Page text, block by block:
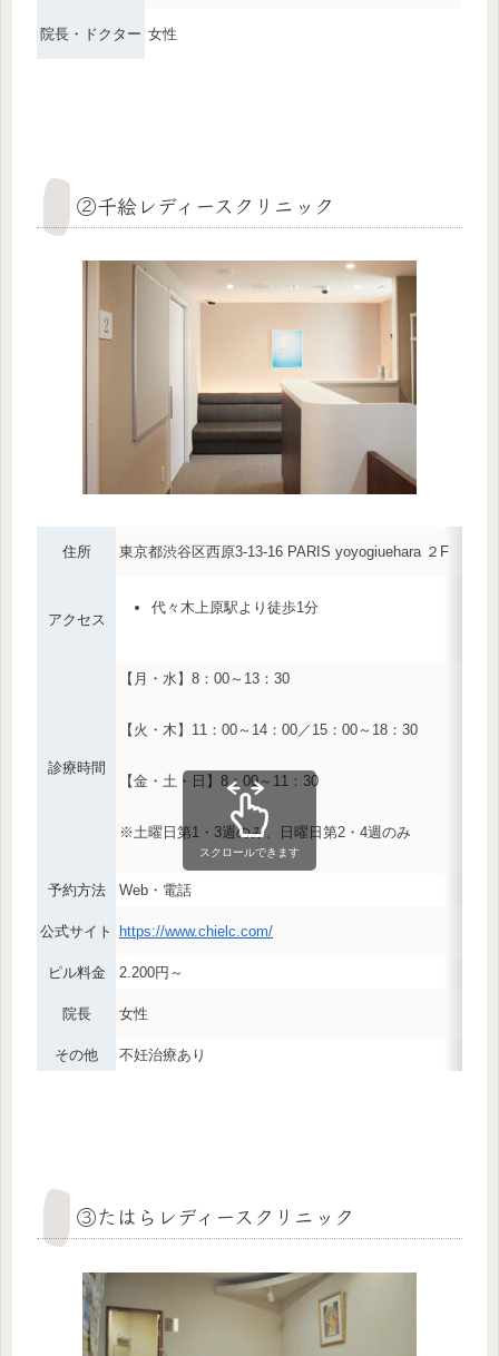
院長・ドクター 女性
②千絵レディースクリニック
住所 東京都渋谷区西原3-13-16 PARIS yoyogiuehara ２F
アクセス
代々木上原駅より徒歩1分
診療時間
【月・水】8：00～13：30
【火・木】11：00～14：00／15：00～18：30
【金・土・日】8：00～11：30
※土曜日第1・3週のみ、日曜日第2・4週のみ
予約方法 Web・電話
公式サイト https://www.chielc.com/
ピル料金 2.200円～
院長 女性
その他 不妊治療あり
スクロールできます
③たはらレディースクリニック